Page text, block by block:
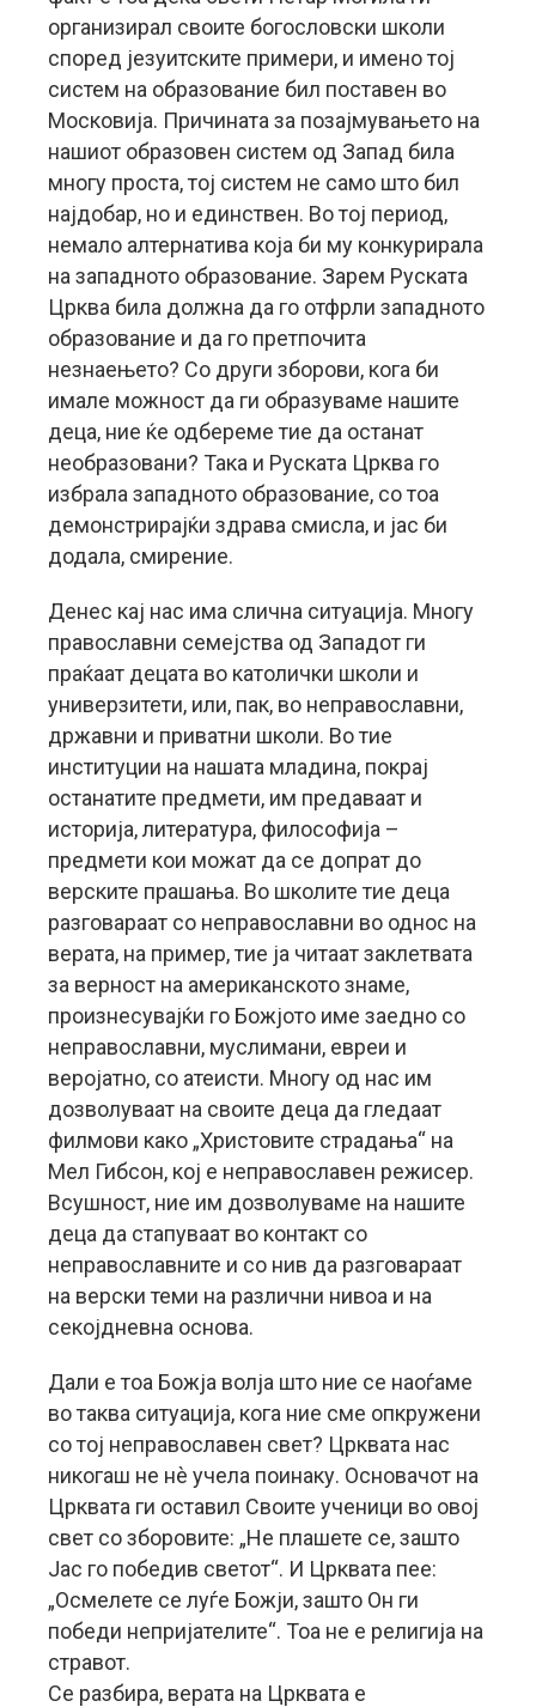
организирал своите богословски школи
според језуитските примери, и имено тој
систем на образование бил поставен во
Московија. Причината за позајмувањето на
нашиот образовен систем од Запад била
многу проста, тој систем не само што бил
најдобар, но и единствен. Во тој период,
немало алтернатива која би му конкурирала
на западното образование. Зарем Руската
Црква била должна да го отфрли западното
образование и да го претпочита
незнаењето? Со други зборови, кога би
имале можност да ги образуваме нашите
деца, ние ќе одбереме тие да останат
необразовани? Така и Руската Црква го
избрала западното образование, со тоа
демонстрирајќи здрава смисла, и јас би
додала, смирение.
Денес кај нас има слична ситуација. Многу
православни семејства од Западот ги
праќаат децата во католички школи и
универзитети, или, пак, во неправославни,
државни и приватни школи. Во тие
институции на нашата младина, покрај
останатите предмети, им предаваат и
историја, литература, философија –
предмети кои можат да се допрат до
верските прашања. Во школите тие деца
разговараат со неправославни во однос на
верата, на пример, тие ја читаат заклетвата
за верност на американското знаме,
произнесувајќи го Божјото име заедно со
неправославни, муслимани, евреи и
веројатно, со атеисти. Многу од нас им
дозволуваат на своите деца да гледаат
филмови како „Христовите страдања“ на
Мел Гибсон, кој е неправославен режисер.
Всушност, ние им дозволуваме на нашите
деца да стапуваат во контакт со
неправославните и со нив да разговараат
на верски теми на различни нивоа и на
секојдневна основа.
Дали е тоа Божја волја што ние се наоѓаме
во таква ситуација, кога ние сме опкружени
со тој неправославен свет? Црквата нас
никогаш не нè учела поинаку. Основачот на
Црквата ги оставил Своите ученици во овој
свет со зборовите: „Не плашете се, зашто
Јас го победив светот“. И Црквата пее:
„Осмелете се луѓе Божји, зашто Он ги
победи непријателите“. Тоа не е религија на
стравот.
Се разбира, верата на Црквата е